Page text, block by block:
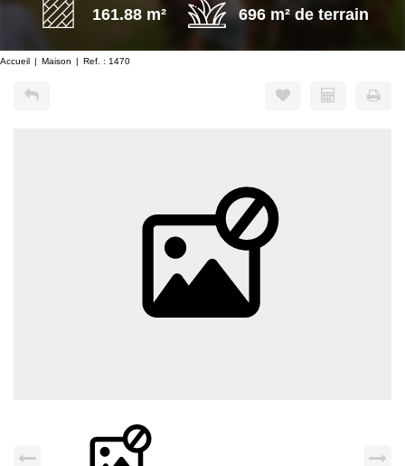
161.88 m²
696 m² de terrain
Accueil Maison Ref. : 1470